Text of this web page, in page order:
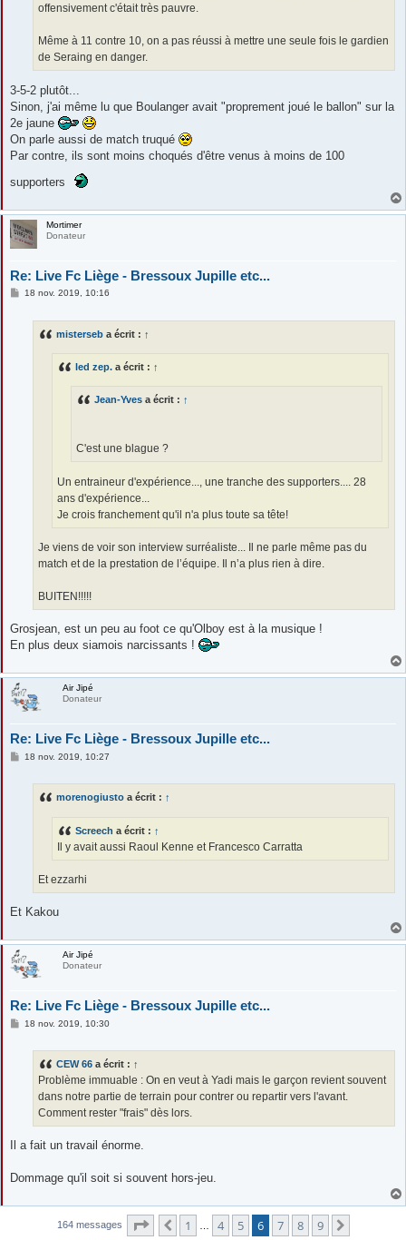
offensivement c'était très pauvre.
Même à 11 contre 10, on a pas réussi à mettre une seule fois le gardien
de Seraing en danger.
3-5-2 plutôt...
Sinon, j'ai même lu que Boulanger avait "proprement joué le ballon" sur la
2e jaune
On parle aussi de match truqué
Par contre, ils sont moins choqués d'être venus à moins de 100
supporters
Mortimer
Donateur
Re: Live Fc Liège - Bressoux Jupille etc...
M
18 nov. 2019, 10:16
misterseb a écrit : ↑
led zep. a écrit : ↑
Jean-Yves a écrit : ↑
C'est une blague ?
Un entraineur d'expérience..., une tranche des supporters.... 28
ans d'expérience...
Je crois franchement qu'il n'a plus toute sa tête!
Je viens de voir son interview surréaliste... Il ne parle même pas du
match et de la prestation de l’équipe. Il n’a plus rien à dire.
BUITEN!!!!!
Grosjean, est un peu au foot ce qu'Olboy est à la musique !
En plus deux siamois narcissants !
Air Jipé
Donateur
Re: Live Fc Liège - Bressoux Jupille etc...
M18 nov. 2019, 10:27
morenogiusto a écrit : ↑
Screech a écrit : ↑
Il y avait aussi Raoul Kenne et Francesco Carratta
Et ezzarhi
Et Kakou
Air Jipé
Donateur
Re: Live Fc Liège - Bressoux Jupille etc...
M18 nov. 2019, 10:30
CEW 66 a écrit : ↑
Problème immuable : On en veut à Yadi mais le garçon revient souvent
dans notre partie de terrain pour contrer ou repartir vers l'avant.
Comment rester "frais" dès lors.
Il a fait un travail énorme.
Dommage qu'il soit si souvent hors-jeu.
164 messages Page sur9
Précédente
1 … 4 5 6 7 8 9